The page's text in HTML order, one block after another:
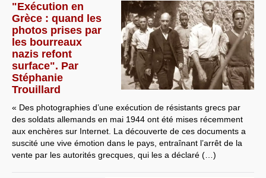
"Exécution en
Grèce : quand les
photos prises par
les bourreaux
nazis refont
surface". Par
Stéphanie
Trouillard
« Des photographies d’une exécution de résistants grecs par
des soldats allemands en mai 1944 ont été mises récemment
aux enchères sur Internet. La découverte de ces documents a
suscité une vive émotion dans le pays, entraînant l’arrêt de la
vente par les autorités grecques, qui les a déclaré (…)